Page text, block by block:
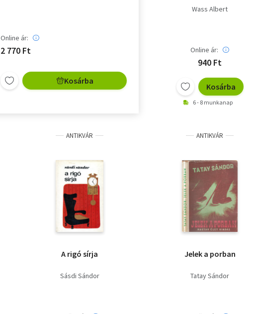
Online ár:
2 770 Ft
Kosárba
Wass Albert
Online ár:
940 Ft
Kosárba
6 - 8 munkanap
ANTIKVÁR
A rigó sírja
Sásdi Sándor
ANTIKVÁR
Jelek a porban
Tatay Sándor